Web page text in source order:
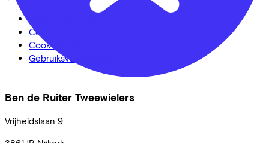
Ben de Ruiter Tweewielers
Vrijheidslaan 9
Cookie statement
Cookie instellingen
Gebruiksvoorwaarden